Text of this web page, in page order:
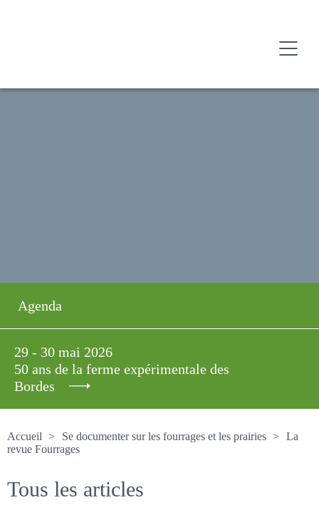
Agenda
29 - 30 mai 2026
50 ans de la ferme expérimentale des
Bordes
Accueil
Se documenter sur les fourrages et les prairies
La revue Fourrages
Tous les articles